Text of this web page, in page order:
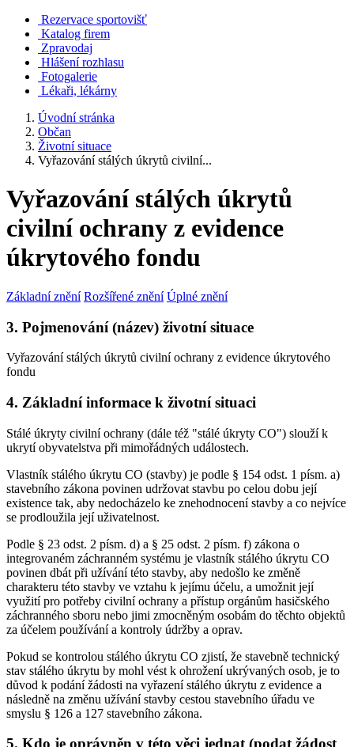
Rezervace sportovišť
Katalog firem
Zpravodaj
Hlášení rozhlasu
Fotogalerie
Lékaři, lékárny
Úvodní stránka
Občan
Životní situace
Vyřazování stálých úkrytů civilní...
Vyřazování stálých úkrytů
civilní ochrany z evidence
úkrytového fondu
Základní znění Rozšířené znění Úplné znění
3. Pojmenování (název) životní situace
Vyřazování stálých úkrytů civilní ochrany z evidence úkrytového
fondu
4. Základní informace k životní situaci
Stálé úkryty civilní ochrany (dále též "stálé úkryty CO") slouží k
ukrytí obyvatelstva při mimořádných událostech.
Vlastník stálého úkrytu CO (stavby) je podle § 154 odst. 1 písm. a)
stavebního zákona povinen udržovat stavbu po celou dobu její
existence tak, aby nedocházelo ke znehodnocení stavby a co nejvíce
se prodloužila její uživatelnost.
Podle § 23 odst. 2 písm. d) a § 25 odst. 2 písm. f) zákona o
integrovaném záchranném systému je vlastník stálého úkrytu CO
povinen dbát při užívání této stavby, aby nedošlo ke změně
charakteru této stavby ve vztahu k jejímu účelu, a umožnit její
využití pro potřeby civilní ochrany a přístup orgánům hasičského
záchranného sboru nebo jimi zmocněným osobám do těchto objektů
za účelem používání a kontroly údržby a oprav.
Pokud se kontrolou stálého úkrytu CO zjistí, že stavebně technický
stav stálého úkrytu by mohl vést k ohrožení ukrývaných osob, je to
důvod k podání žádosti na vyřazení stálého úkrytu z evidence a
následně na změnu užívání stavby cestou stavebního úřadu ve
smyslu § 126 a 127 stavebního zákona.